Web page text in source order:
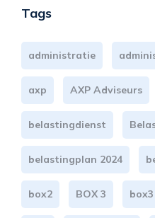
Tags
administratie
axp AXP Adviseurs
belastingdienst
belastingplan 2024
box2 BOX 3 box3